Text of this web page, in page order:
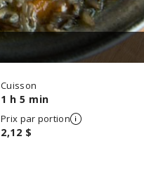
Cuisson
1 h 5 min
Prix par portion
2,12 $